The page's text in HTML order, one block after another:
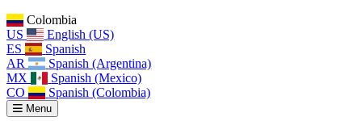
Colombia
US
English (US)
ES
Spanish
AR
Spanish (Argentina)
MX
Spanish (Mexico)
CO
Spanish (Colombia)
Menu